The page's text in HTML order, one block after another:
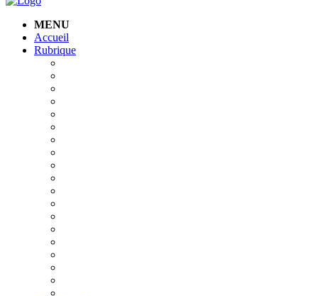
MENU
Accueil
Rubrique